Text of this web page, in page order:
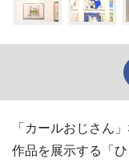
「カールおじさん
作品を展示する「